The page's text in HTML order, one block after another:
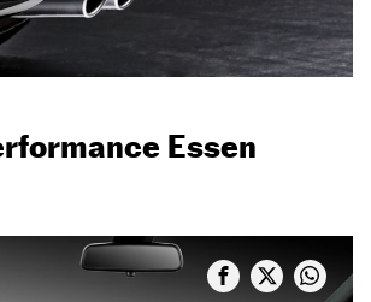
Essen